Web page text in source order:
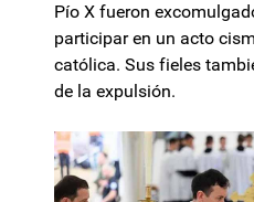
Pío X fueron
participar en un acto
católica. Sus fieles
de la expulsión.